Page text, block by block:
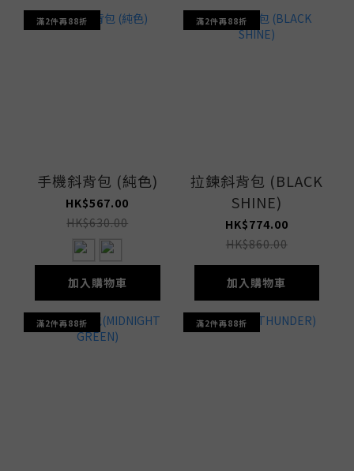
滿2件再88折
手機斜背包 (純色)
HK$567.00
HK$630.00
加入購物車
滿2件再88折
拉鍊斜背包 (BLACK
SHINE)
HK$774.00
HK$860.00
加入購物車
滿2件再88折 滿2件再88折